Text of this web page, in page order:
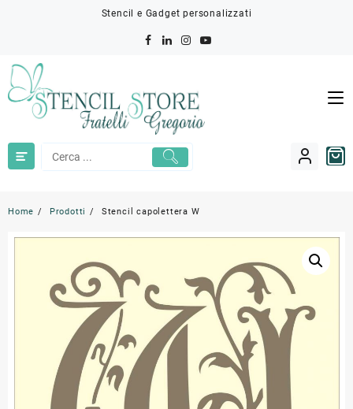
Stencil e Gadget personalizzati
Home Prodotti Stencil capolettera W